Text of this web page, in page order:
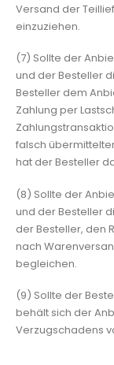
Versand der
einzuziehen.
(7) Sollte der
und der Besteller
Besteller dem
Zahlung per
falsch
hat der Besteller
(8) Sollte der
und der Besteller
der Besteller, den
nach
begleichen.
(9) Sollte der
behält sich der
Verzugschadens